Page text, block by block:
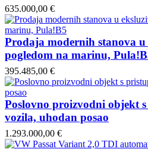
635.000,00 €
Prodaja modernih stanova
pogledom na marinu,
395.485,00 €
Poslovno proizvodni objekt
vozila, uhodan posao
1.293.000,00 €